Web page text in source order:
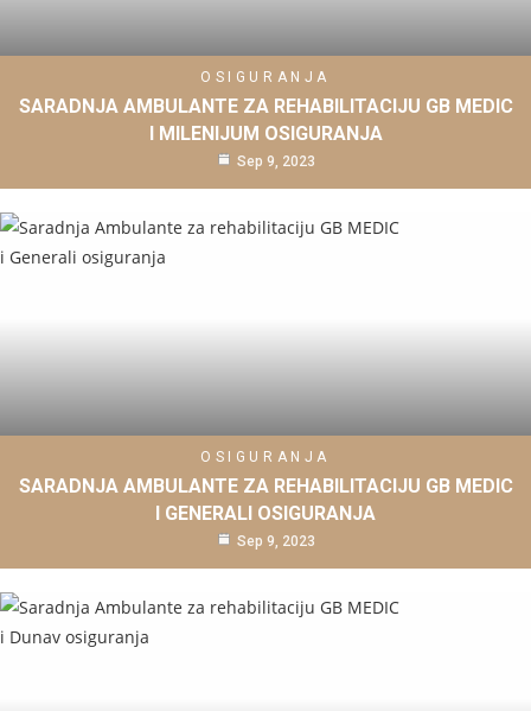
OSIGURANJA
SARADNJA AMBULANTE ZA REHABILITACIJU GB MEDIC
I MILENIJUM OSIGURANJA
Sep 9, 2023
OSIGURANJA
SARADNJA AMBULANTE ZA REHABILITACIJU GB MEDIC
I GENERALI OSIGURANJA
Sep 9, 2023